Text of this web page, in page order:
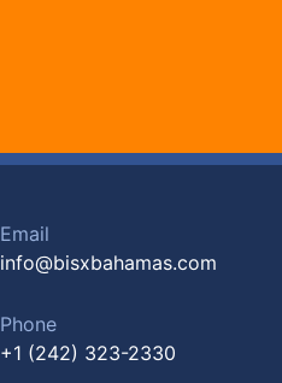
Email
info@bisxbahamas.com
Phone
+1 (242) 323-2330